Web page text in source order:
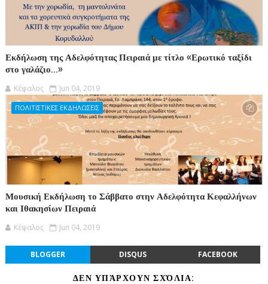
Εκδήλωση της Αδελφότητας Πειραιά με τίτλο «Ερωτικό ταξίδι
στο γαλάζιο...»
Κέφαλος Jun 04, 2019
ΠΟΛΙΤΙΣΤΙΚΕΣ ΕΚΔΗΛΩΣΕΙΣ
Μουσική Εκδήλωση το Σάββατο στην Αδελφότητα Κεφαλλήνων
και Ιθακησίων Πειραιά
Κέφαλος Jun 04, 2019
BLOGGER DISQUS FACEBOOK
ΔΕΝ ΥΠΆΡΧΟΥΝ ΣΧΌΛΙΑ: